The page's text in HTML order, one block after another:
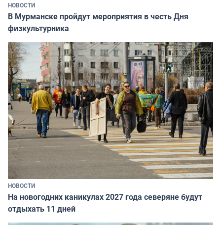
НОВОСТИ
В Мурманске пройдут мероприятия в честь Дня
физкультурника
НОВОСТИ
На новогодних каникулах 2027 года северяне будут
отдыхать 11 дней